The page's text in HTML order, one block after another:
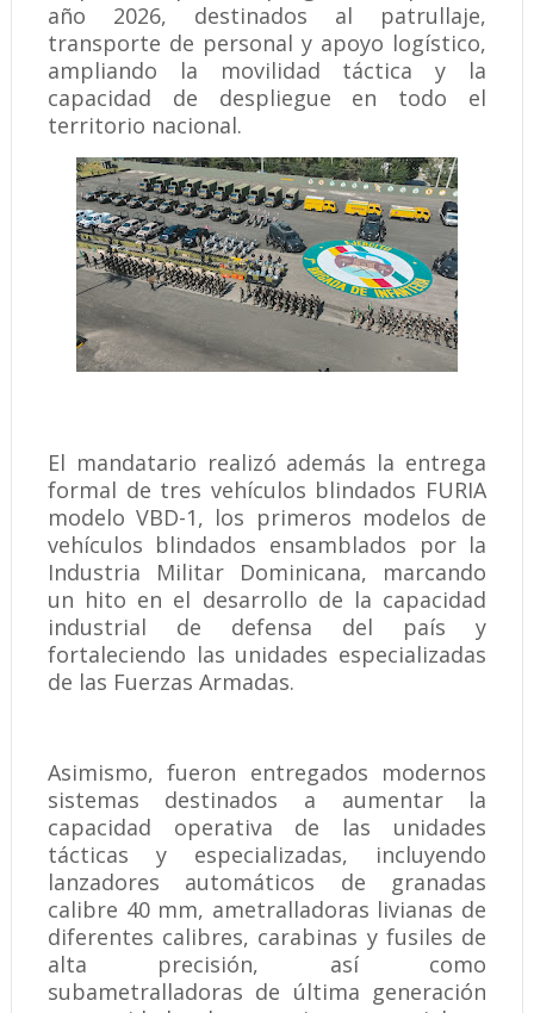
año 2026, destinados al patrullaje,
transporte de personal y apoyo logístico,
ampliando la movilidad táctica y la
capacidad de despliegue en todo el
territorio nacional.
El mandatario realizó además la entrega
formal de tres vehículos blindados FURIA
modelo VBD-1, los primeros modelos de
vehículos blindados ensamblados por la
Industria Militar Dominicana, marcando
un hito en el desarrollo de la capacidad
industrial de defensa del país y
fortaleciendo las unidades especializadas
de las Fuerzas Armadas.
Asimismo, fueron entregados modernos
sistemas destinados a aumentar la
capacidad operativa de las unidades
tácticas y especializadas, incluyendo
lanzadores automáticos de granadas
calibre 40 mm, ametralladoras livianas de
diferentes calibres, carabinas y fusiles de
alta precisión, así como
subametralladoras de última generación